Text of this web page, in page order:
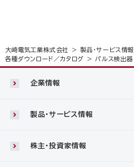
大崎電気工業株式会社
製品・サービス情報
各種ダウンロード／カタログ
パルス検出器
企業情報
製品・サービス情報
株主・投資家情報